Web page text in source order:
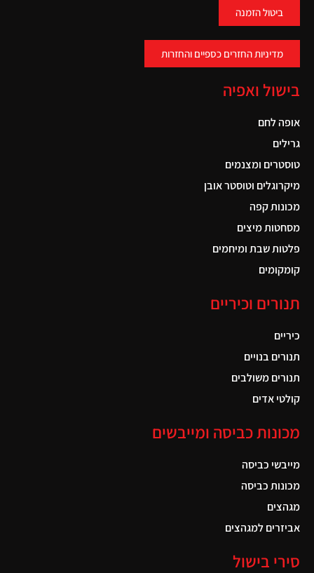
ביטול הזמנה
מדיניות החזרים כספיים והחזרות
בישול ואפיה
אופה לחם
גרילים
טוסטרים ומצנמים
מיקרוגלים וטוסטר אובן
מכונות קפה
מסחטות מיצים
פלטות שבת ומיחמים
קומקומים
תנורים וכיריים
כיריים
תנורים בנויים
תנורים משולבים
קולטי אדים
מכונות כביסה ומייבשים
מייבשי כביסה
מכונות כביסה
מגהצים
אביזרים למגהצים
סירי בישול